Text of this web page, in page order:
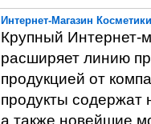
Интернет-Магазин
Крупный Интернет-
расширяет линию
продукцией от
продукты содержат
а также новейшие